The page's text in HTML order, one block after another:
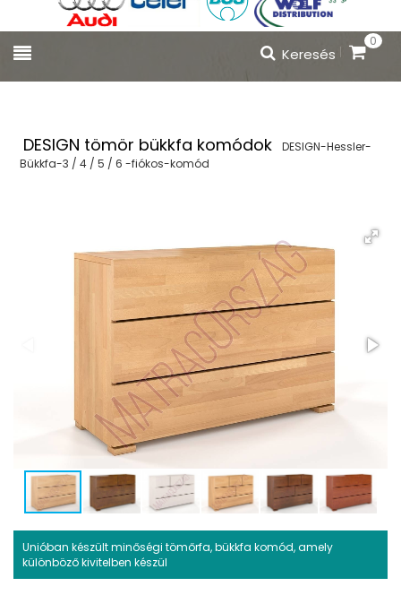
0
Keresés
DESIGN tömör bükkfa komódok
DESIGN-Hessler-
Bükkfa-3 / 4 / 5 / 6 -fiókos-komód
Unióban készült minőségi tömőrfa, bükkfa komód, amely
különböző kivitelben készül